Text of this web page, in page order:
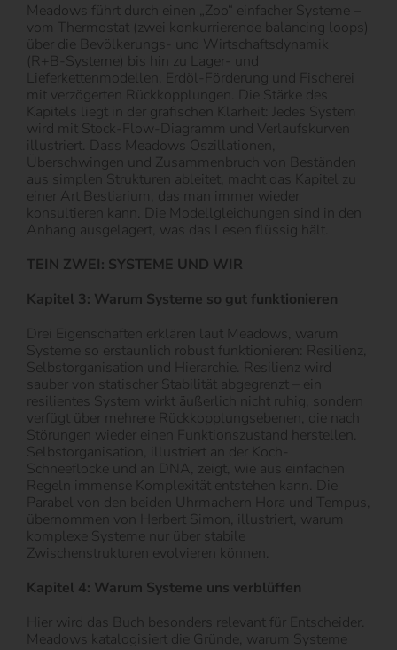
Meadows führt durch einen „Zoo“ einfacher Systeme –
vom Thermostat (zwei konkurrierende balancing loops)
über die Bevölkerungs- und Wirtschaftsdynamik
(R+B-Systeme) bis hin zu Lager- und
Lieferkettenmodellen, Erdöl-Förderung und Fischerei
mit verzögerten Rückkopplungen. Die Stärke des
Kapitels liegt in der grafischen Klarheit: Jedes System
wird mit Stock-Flow-Diagramm und Verlaufskurven
illustriert. Dass Meadows Oszillationen,
Überschwingen und Zusammenbruch von Beständen
aus simplen Strukturen ableitet, macht das Kapitel zu
einer Art Bestiarium, das man immer wieder
konsultieren kann. Die Modellgleichungen sind in den
Anhang ausgelagert, was das Lesen flüssig hält.
TEIN ZWEI: SYSTEME UND WIR
Kapitel 3: Warum Systeme so gut funktionieren
Drei Eigenschaften erklären laut Meadows, warum
Systeme so erstaunlich robust funktionieren: Resilienz,
Selbstorganisation und Hierarchie. Resilienz wird
sauber von statischer Stabilität abgegrenzt – ein
resilientes System wirkt äußerlich nicht ruhig, sondern
verfügt über mehrere Rückkopplungsebenen, die nach
Störungen wieder einen Funktionszustand herstellen.
Selbstorganisation, illustriert an der Koch-
Schneeflocke und an DNA, zeigt, wie aus einfachen
Regeln immense Komplexität entstehen kann. Die
Parabel von den beiden Uhrmachern Hora und Tempus,
übernommen von Herbert Simon, illustriert, warum
komplexe Systeme nur über stabile
Zwischenstrukturen evolvieren können.
Kapitel 4: Warum Systeme uns verblüffen
Hier wird das Buch besonders relevant für Entscheider.
Meadows katalogisiert die Gründe, warum Systeme